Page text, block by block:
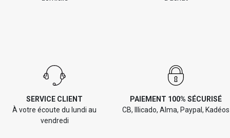
SERVICE CLIENT
À votre écoute du lundi au
vendredi
PAIEMENT 100% SÉCURISÉ
CB, Illicado, Alma, Paypal, Kadéos